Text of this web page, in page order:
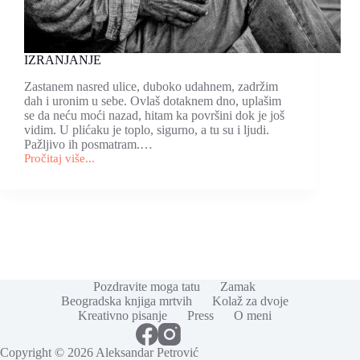
IZRANJANJE
Zastanem nasred ulice, duboko udahnem, zadržim
dah i uronim u sebe. Ovlaš dotaknem dno, uplašim
se da neću moći nazad, hitam ka površini dok je još
vidim. U plićaku je toplo, sigurno, a tu su i ljudi.
Pažljivo ih posmatram.…
Pročitaj više...
IZRANJANJE
Pozdravite moga tatu
Zamak
Beogradska knjiga mrtvih
Kolaž za dvoje
Kreativno pisanje
Press O meni
Copyright © 2026 Aleksandar Petrović